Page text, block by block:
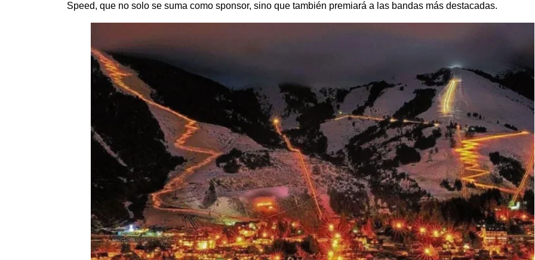
Speed, que no solo se suma como sponsor, sino que también premiará a las bandas más destacadas.